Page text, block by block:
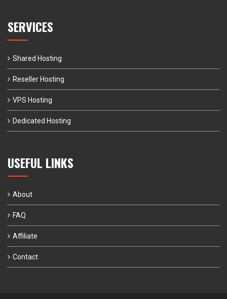
SERVICES
Shared Hosting
Reseller Hosting
VPS Hosting
Dedicated Hosting
USEFUL LINKS
About
FAQ
Affiliate
Contact